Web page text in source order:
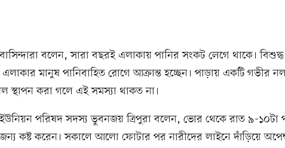
বাসিন্দারা বলেন, সারা বছরই এলাকায় পানির সংকট লেগে থাকে।
মানুষ পানিবাহিত রোগে আক্রান্ত হচ্ছেন। পাড়ায় একটি গভীর
স্থাপন করা গলে এই সমস্যা থাকত না।
ইউনিয়ন পরিষদ সদস্য ভুবনজয় ত্রিপুরা বলেন, ভোর থেকে রাত ৯-১০টা
কষ্ট করেন। সকালে আলো ফোটার পর নারীদের লাইনে দাঁড়িয়ে